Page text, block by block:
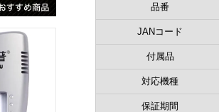
品番
JANコード
付属品
対応機種
保証期間